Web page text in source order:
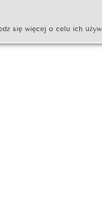
się więcej o celu ich